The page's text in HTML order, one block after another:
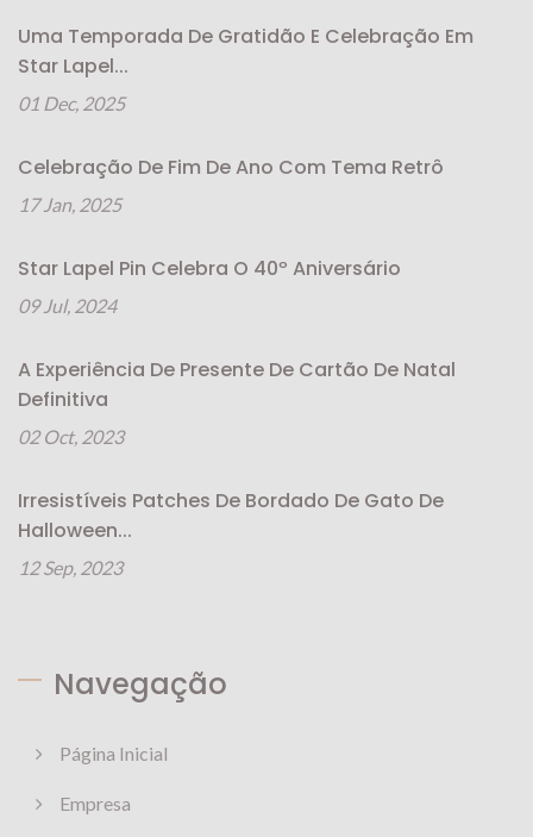
Uma Temporada De Gratidão E Celebração Em
Star Lapel...
01 Dec, 2025
Celebração De Fim De Ano Com Tema Retrô
17 Jan, 2025
Star Lapel Pin Celebra O 40º Aniversário
09 Jul, 2024
A Experiência De Presente De Cartão De Natal
Definitiva
02 Oct, 2023
Irresistíveis Patches De Bordado De Gato De
Halloween...
12 Sep, 2023
Navegação
Página Inicial
Empresa